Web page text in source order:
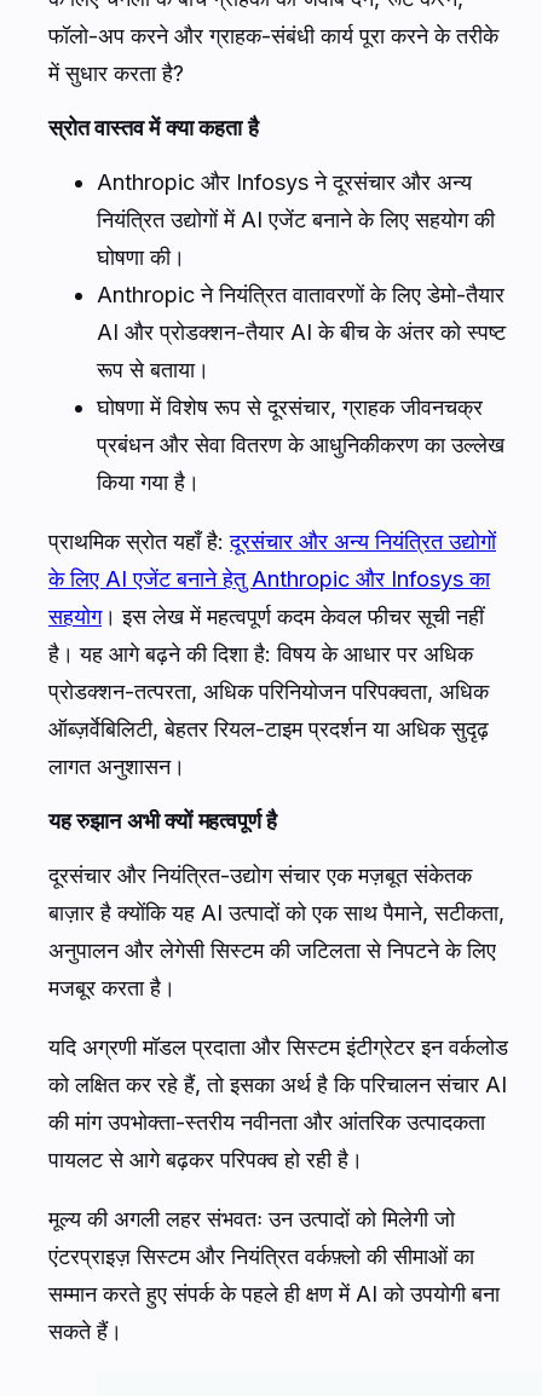
फॉलो-अप करने और ग्राहक-संबंधी कार्य पूरा करने के तरीके
में सुधार करता है?
स्रोत वास्तव में क्या कहता है
Anthropic और Infosys ने दूरसंचार और अन्य
नियंत्रित उद्योगों में AI एजेंट बनाने के लिए सहयोग की
घोषणा की।
Anthropic ने नियंत्रित वातावरणों के लिए डेमो-तैयार
AI और प्रोडक्शन-तैयार AI के बीच के अंतर को स्पष्ट
रूप से बताया।
घोषणा में विशेष रूप से दूरसंचार, ग्राहक जीवनचक्र
प्रबंधन और सेवा वितरण के आधुनिकीकरण का उल्लेख
किया गया है।
प्राथमिक स्रोत यहाँ है:दूरसंचार और अन्य नियंत्रित उद्योगों
के लिए AI एजेंट बनाने हेतु Anthropic और Infosys का
सहयोग। इस लेख में महत्वपूर्ण कदम केवल फीचर सूची नहीं
है। यह आगे बढ़ने की दिशा है: विषय के आधार पर अधिक
प्रोडक्शन-तत्परता, अधिक परिनियोजन परिपक्वता, अधिक
ऑब्ज़र्वेबिलिटी, बेहतर रियल-टाइम प्रदर्शन या अधिक सुदृढ़
लागत अनुशासन।
यह रुझान अभी क्यों महत्वपूर्ण है
दूरसंचार और नियंत्रित-उद्योग संचार एक मज़बूत संकेतक
बाज़ार है क्योंकि यह AI उत्पादों को एक साथ पैमाने, सटीकता,
अनुपालन और लेगेसी सिस्टम की जटिलता से निपटने के लिए
मजबूर करता है।
यदि अग्रणी मॉडल प्रदाता और सिस्टम इंटीग्रेटर इन वर्कलोड
को लक्षित कर रहे हैं, तो इसका अर्थ है कि परिचालन संचार AI
की मांग उपभोक्ता-स्तरीय नवीनता और आंतरिक उत्पादकता
पायलट से आगे बढ़कर परिपक्व हो रही है।
मूल्य की अगली लहर संभवतः उन उत्पादों को मिलेगी जो
एंटरप्राइज़ सिस्टम और नियंत्रित वर्कफ़्लो की सीमाओं का
सम्मान करते हुए संपर्क के पहले ही क्षण में AI को उपयोगी बना
सकते हैं।